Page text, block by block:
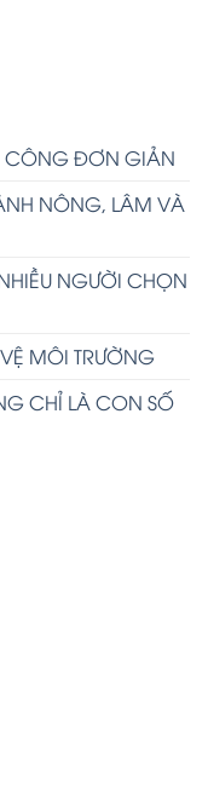
CÔNG ĐƠN GIẢN
NÔNG, LÂM VÀ
NGƯỜI CHỌN
MÔI TRƯỜNG
CHỈ LÀ CON SỐ